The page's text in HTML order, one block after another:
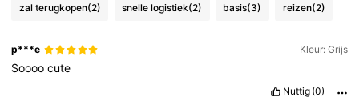
zal terugkopen(2) snelle logistiek(2) basis(3) reizen(2)
p***e Kleur: Grijs
Soooocute
Nuttig (0)